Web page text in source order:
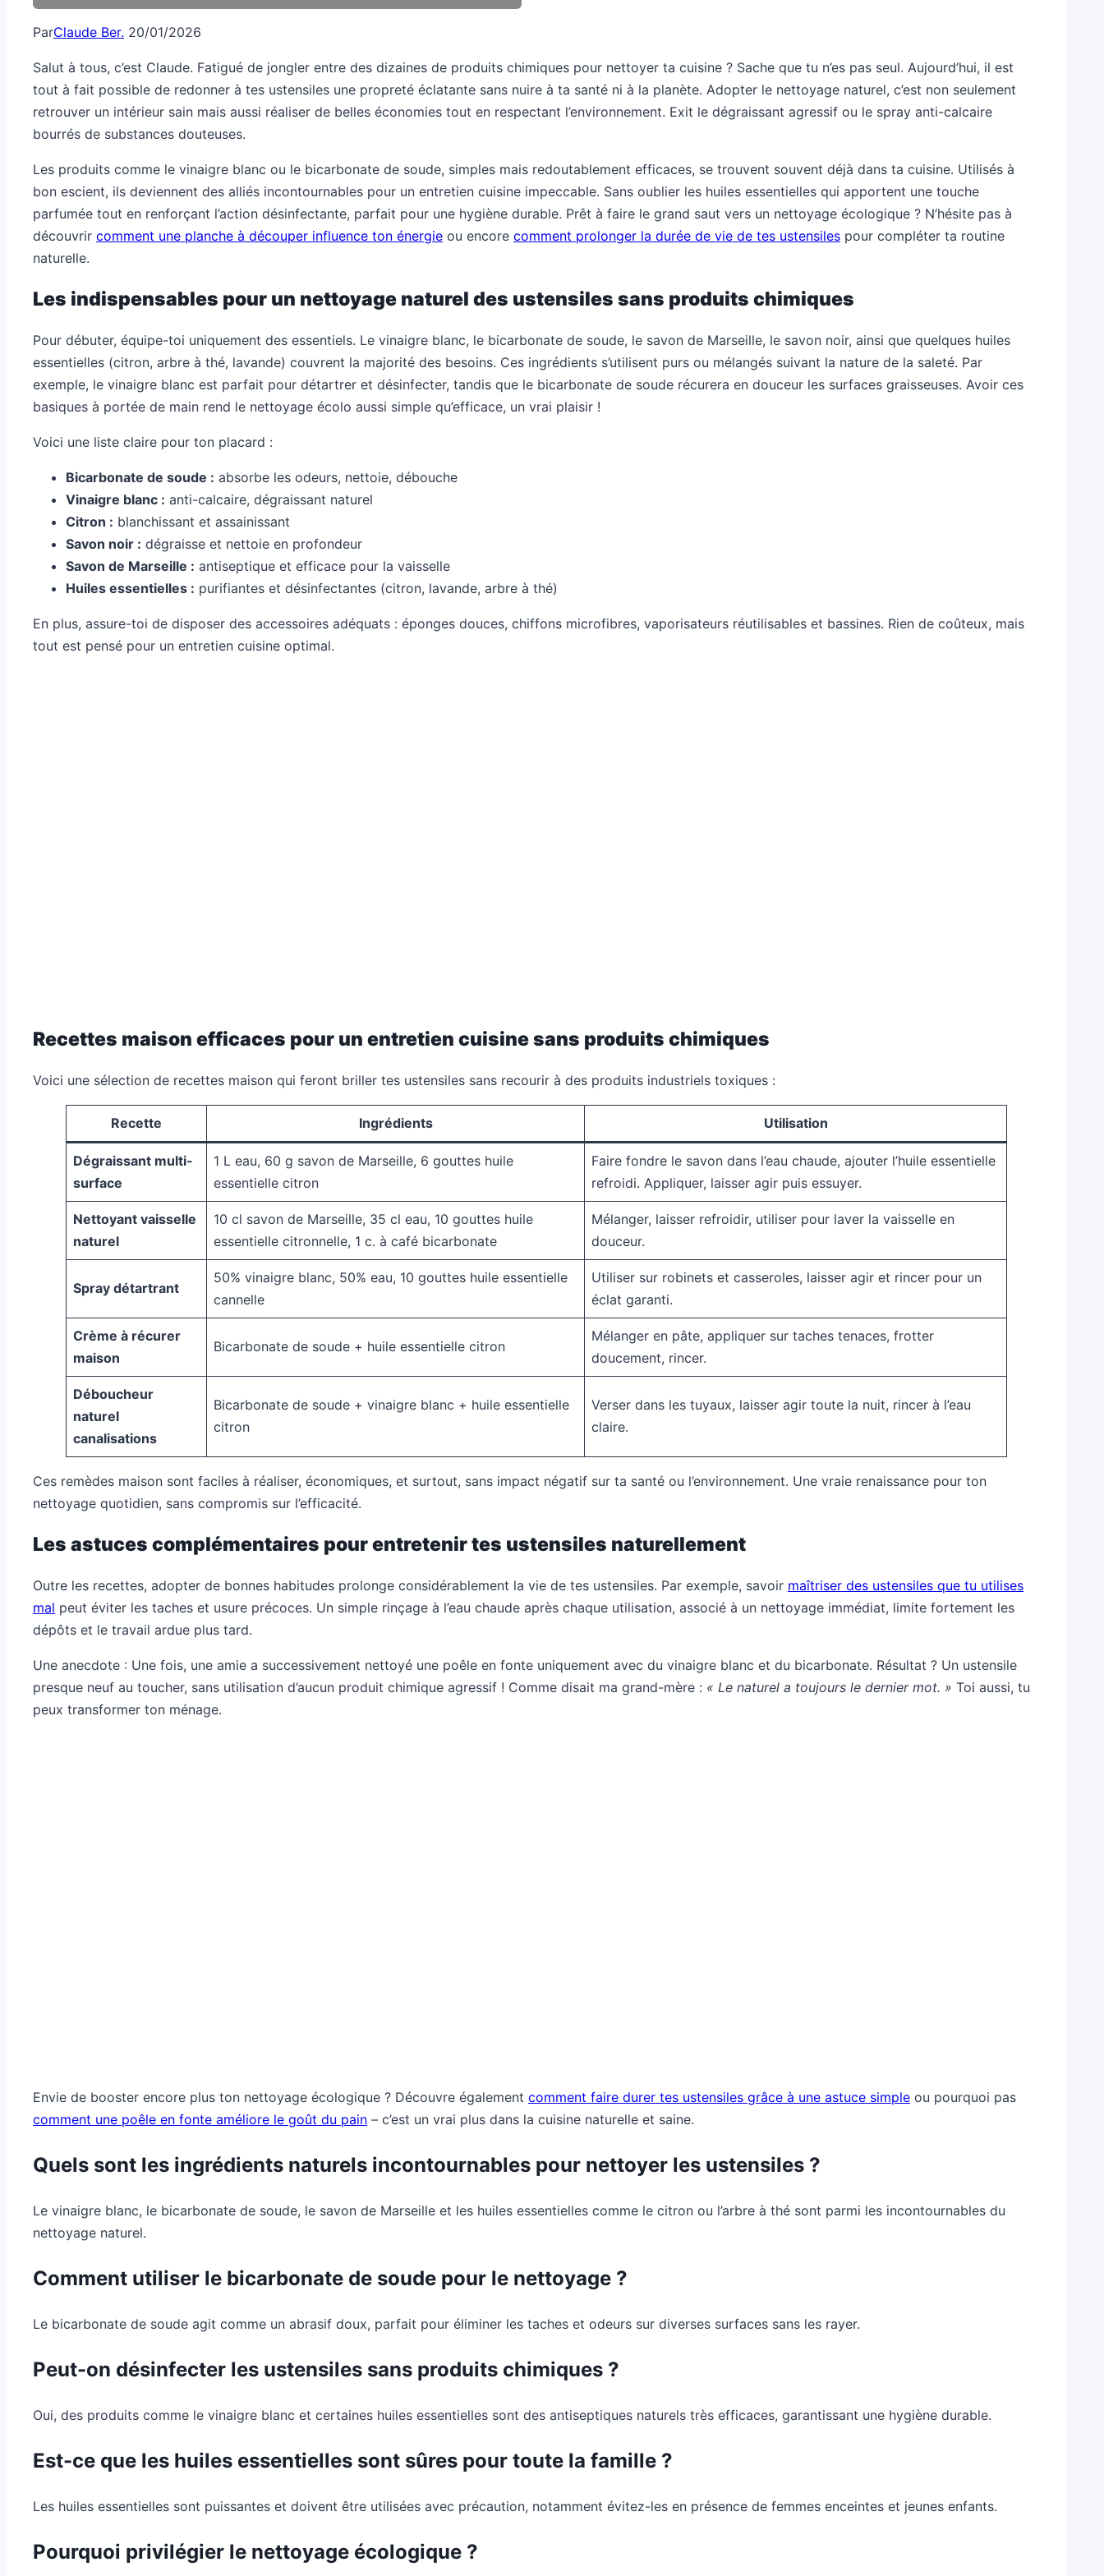
ParClaude Ber. 20/01/2026
Salut à tous, c’est Claude. Fatigué de jongler entre des dizaines de produits chimiques pour nettoyer ta cuisine ? Sache que tu n’es pas seul. Aujourd’hui, il est
tout à fait possible de redonner à tes ustensiles une propreté éclatante sans nuire à ta santé ni à la planète. Adopter le nettoyage naturel, c’est non seulement
retrouver un intérieur sain mais aussi réaliser de belles économies tout en respectant l’environnement. Exit le dégraissant agressif ou le spray anti-calcaire
bourrés de substances douteuses.
Les produits comme le vinaigre blanc ou le bicarbonate de soude, simples mais redoutablement efficaces, se trouvent souvent déjà dans ta cuisine. Utilisés à
bon escient, ils deviennent des alliés incontournables pour un entretien cuisine impeccable. Sans oublier les huiles essentielles qui apportent une touche
parfumée tout en renforçant l’action désinfectante, parfait pour une hygiène durable. Prêt à faire le grand saut vers un nettoyage écologique ? N’hésite pas à
découvrir comment une planche à découper influence ton énergie ou encore comment prolonger la durée de vie de tes ustensiles pour compléter ta routine
naturelle.
Les indispensables pour un nettoyage naturel des ustensiles sans produits chimiques
Pour débuter, équipe-toi uniquement des essentiels. Le vinaigre blanc, le bicarbonate de soude, le savon de Marseille, le savon noir, ainsi que quelques huiles
essentielles (citron, arbre à thé, lavande) couvrent la majorité des besoins. Ces ingrédients s’utilisent purs ou mélangés suivant la nature de la saleté. Par
exemple, le vinaigre blanc est parfait pour détartrer et désinfecter, tandis que le bicarbonate de soude récurera en douceur les surfaces graisseuses. Avoir ces
basiques à portée de main rend le nettoyage écolo aussi simple qu’efficace, un vrai plaisir !
Voici une liste claire pour ton placard :
Bicarbonate de soude : absorbe les odeurs, nettoie, débouche
Vinaigre blanc : anti-calcaire, dégraissant naturel
Citron : blanchissant et assainissant
Savon noir : dégraisse et nettoie en profondeur
Savon de Marseille : antiseptique et efficace pour la vaisselle
Huiles essentielles : purifiantes et désinfectantes (citron, lavande, arbre à thé)
En plus, assure-toi de disposer des accessoires adéquats : éponges douces, chiffons microfibres, vaporisateurs réutilisables et bassines. Rien de coûteux, mais
tout est pensé pour un entretien cuisine optimal.
Recettes maison efficaces pour un entretien cuisine sans produits chimiques
Voici une sélection de recettes maison qui feront briller tes ustensiles sans recourir à des produits industriels toxiques :
Recette Ingrédients Utilisation
Dégraissant multi-
surface
1 L eau, 60 g savon de Marseille, 6 gouttes huile
essentielle citron
Faire fondre le savon dans l’eau chaude, ajouter l’huile essentielle
refroidi. Appliquer, laisser agir puis essuyer.
Nettoyant vaisselle
naturel
10 cl savon de Marseille, 35 cl eau, 10 gouttes huile
essentielle citronnelle, 1 c. à café bicarbonate
Mélanger, laisser refroidir, utiliser pour laver la vaisselle en
douceur.
Spray détartrant
50% vinaigre blanc, 50% eau, 10 gouttes huile essentielle
cannelle
Utiliser sur robinets et casseroles, laisser agir et rincer pour un
éclat garanti.
Crème à récurer
maison
Bicarbonate de soude + huile essentielle citron
Mélanger en pâte, appliquer sur taches tenaces, frotter
doucement, rincer.
Déboucheur
naturel
canalisations
Bicarbonate de soude + vinaigre blanc + huile essentielle
citron
Verser dans les tuyaux, laisser agir toute la nuit, rincer à l’eau
claire.
Ces remèdes maison sont faciles à réaliser, économiques, et surtout, sans impact négatif sur ta santé ou l’environnement. Une vraie renaissance pour ton
nettoyage quotidien, sans compromis sur l’efficacité.
Les astuces complémentaires pour entretenir tes ustensiles naturellement
Outre les recettes, adopter de bonnes habitudes prolonge considérablement la vie de tes ustensiles. Par exemple, savoir maîtriser des ustensiles que tu utilises
mal peut éviter les taches et usure précoces. Un simple rinçage à l’eau chaude après chaque utilisation, associé à un nettoyage immédiat, limite fortement les
dépôts et le travail ardue plus tard.
Une anecdote : Une fois, une amie a successivement nettoyé une poêle en fonte uniquement avec du vinaigre blanc et du bicarbonate. Résultat ? Un ustensile
presque neuf au toucher, sans utilisation d’aucun produit chimique agressif ! Comme disait ma grand-mère : « Le naturel a toujours le dernier mot. » Toi aussi, tu
peux transformer ton ménage.
Envie de booster encore plus ton nettoyage écologique ? Découvre également comment faire durer tes ustensiles grâce à une astuce simple ou pourquoi pas
comment une poêle en fonte améliore le goût du pain – c’est un vrai plus dans la cuisine naturelle et saine.
Quels sont les ingrédients naturels incontournables pour nettoyer les ustensiles ?
Le vinaigre blanc, le bicarbonate de soude, le savon de Marseille et les huiles essentielles comme le citron ou l’arbre à thé sont parmi les incontournables du
nettoyage naturel.
Comment utiliser le bicarbonate de soude pour le nettoyage ?
Le bicarbonate de soude agit comme un abrasif doux, parfait pour éliminer les taches et odeurs sur diverses surfaces sans les rayer.
Peut-on désinfecter les ustensiles sans produits chimiques ?
Oui, des produits comme le vinaigre blanc et certaines huiles essentielles sont des antiseptiques naturels très efficaces, garantissant une hygiène durable.
Est-ce que les huiles essentielles sont sûres pour toute la famille ?
Les huiles essentielles sont puissantes et doivent être utilisées avec précaution, notamment évitez-les en présence de femmes enceintes et jeunes enfants.
Pourquoi privilégier le nettoyage écologique ?